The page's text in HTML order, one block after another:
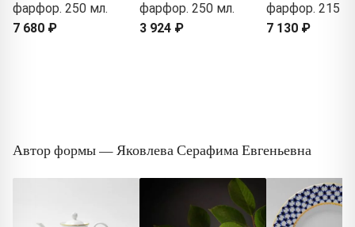
фарфор. 250 мл.
7 680 ₽
фарфор. 250 мл.
3 924 ₽
фарфор. 215
7 130 ₽
Автор формы — Яковлева Серафима Евгеньевна